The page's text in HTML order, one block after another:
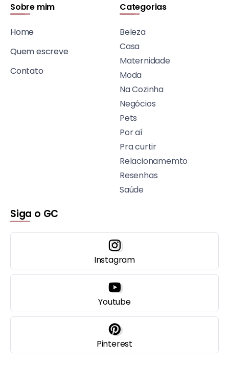
Sobre mim
Home
Quem escreve
Contato
Categorias
Beleza
Casa
Maternidade
Moda
Na Cozinha
Negócios
Pets
Por aí
Pra curtir
Relacionamemto
Resenhas
Saúde
Siga o GC
Instagram
Youtube
Pinterest